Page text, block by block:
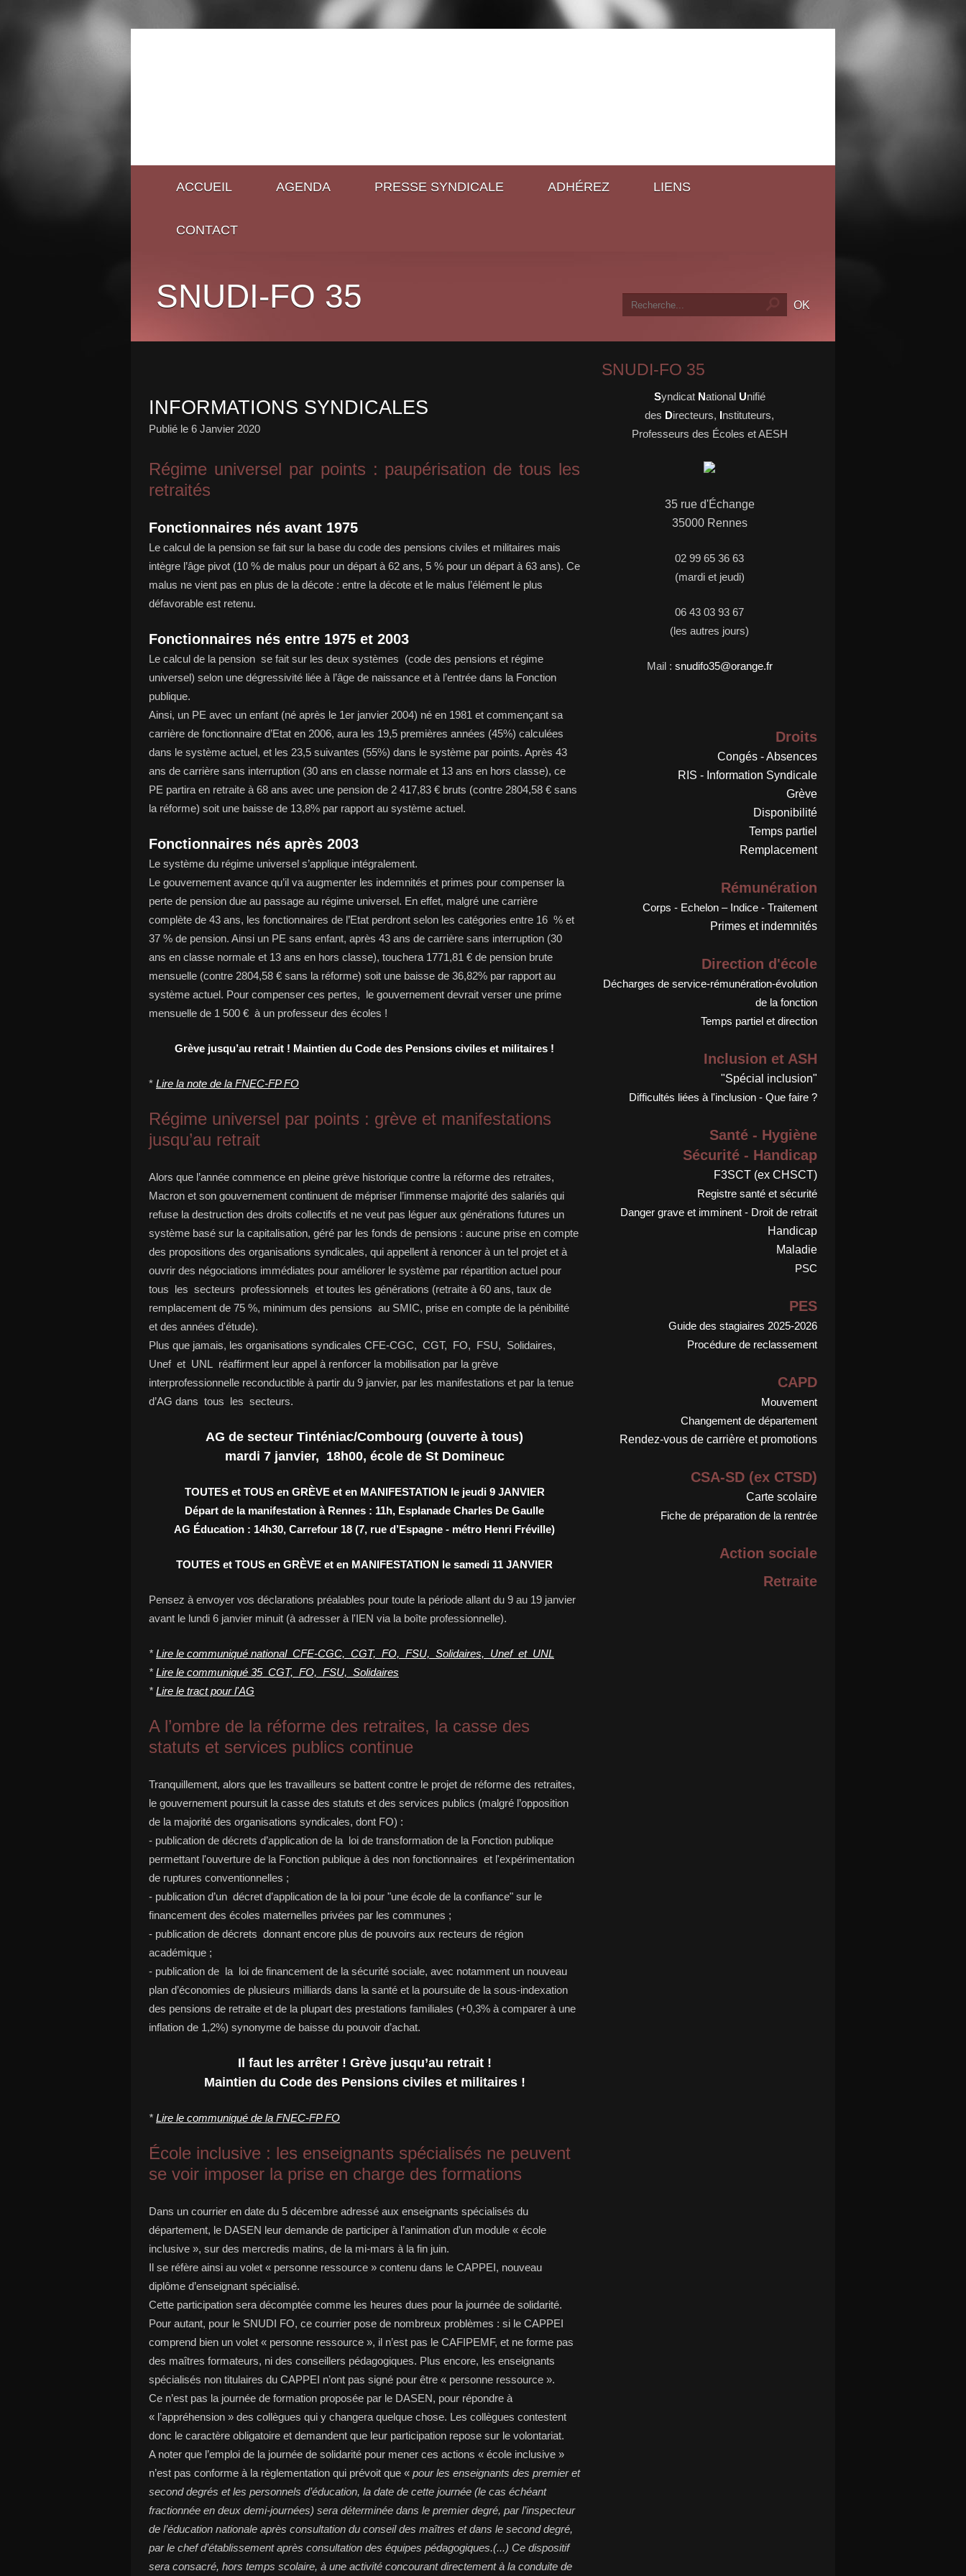
ACCUEIL AGENDA PRESSE SYNDICALE ADHÉREZ LIENS
CONTACT
SNUDI-FO 35
INFORMATIONS SYNDICALES
Publié le 6 Janvier 2020
Régime universel par points : paupérisation de tous les
retraités
Fonctionnaires nés avant 1975
Le calcul de la pension se fait sur la base du code des pensions civiles et militaires mais
intègre l’âge pivot (10 % de malus pour un départ à 62 ans, 5 % pour un départ à 63 ans). Ce
malus ne vient pas en plus de la décote : entre la décote et le malus l’élément le plus
défavorable est retenu.
Fonctionnaires nés entre 1975 et 2003
Le calcul de la pension se fait sur les deux systèmes (code des pensions et régime
universel) selon une dégressivité liée à l’âge de naissance et à l’entrée dans la Fonction
publique.
Ainsi, un PE avec un enfant (né après le 1er janvier 2004) né en 1981 et commençant sa
carrière de fonctionnaire d’Etat en 2006, aura les 19,5 premières années (45%) calculées
dans le système actuel, et les 23,5 suivantes (55%) dans le système par points. Après 43
ans de carrière sans interruption (30 ans en classe normale et 13 ans en hors classe), ce
PE partira en retraite à 68 ans avec une pension de 2 417,83 € bruts (contre 2804,58 € sans
la réforme) soit une baisse de 13,8% par rapport au système actuel.
Fonctionnaires nés après 2003
Le système du régime universel s’applique intégralement.
Le gouvernement avance qu’il va augmenter les indemnités et primes pour compenser la
perte de pension due au passage au régime universel. En effet, malgré une carrière
complète de 43 ans, les fonctionnaires de l’Etat perdront selon les catégories entre 16 % et
37 % de pension. Ainsi un PE sans enfant, après 43 ans de carrière sans interruption (30
ans en classe normale et 13 ans en hors classe), touchera 1771,81 € de pension brute
mensuelle (contre 2804,58 € sans la réforme) soit une baisse de 36,82% par rapport au
système actuel. Pour compenser ces pertes, le gouvernement devrait verser une prime
mensuelle de 1 500 € à un professeur des écoles !
Grève jusqu’au retrait ! Maintien du Code des Pensions civiles et militaires !
* Lire la note de la FNEC-FP FO
Régime universel par points : grève et manifestations
jusqu’au retrait
Alors que l’année commence en pleine grève historique contre la réforme des retraites,
Macron et son gouvernement continuent de mépriser l’immense majorité des salariés qui
refuse la destruction des droits collectifs et ne veut pas léguer aux générations futures un
système basé sur la capitalisation, géré par les fonds de pensions : aucune prise en compte
des propositions des organisations syndicales, qui appellent à renoncer à un tel projet et à
ouvrir des négociations immédiates pour améliorer le système par répartition actuel pour
tous les secteurs professionnels et toutes les générations (retraite à 60 ans, taux de
remplacement de 75 %, minimum des pensions au SMIC, prise en compte de la pénibilité
et des années d'étude).
Plus que jamais, les organisations syndicales CFE-CGC, CGT, FO, FSU, Solidaires,
Unef et UNL réaffirment leur appel à renforcer la mobilisation par la grève
interprofessionnelle reconductible à partir du 9 janvier, par les manifestations et par la tenue
d’AG dans tous les secteurs.
AG de secteur Tinténiac/Combourg (ouverte à tous)
mardi 7 janvier, 18h00, école de St Domineuc
TOUTES et TOUS en GRÈVE et en MANIFESTATION le jeudi 9 JANVIER
Départ de la manifestation à Rennes : 11h, Esplanade Charles De Gaulle
AG Éducation : 14h30, Carrefour 18 (7, rue d’Espagne - métro Henri Fréville)
TOUTES et TOUS en GRÈVE et en MANIFESTATION le samedi 11 JANVIER
Pensez à envoyer vos déclarations préalables pour toute la période allant du 9 au 19 janvier
avant le lundi 6 janvier minuit (à adresser à l'IEN via la boîte professionnelle).
* Lire le communiqué national CFE-CGC, CGT, FO, FSU, Solidaires, Unef et UNL
* Lire le communiqué 35 CGT, FO, FSU, Solidaires
* Lire le tract pour l'AG
A l’ombre de la réforme des retraites, la casse des
statuts et services publics continue
Tranquillement, alors que les travailleurs se battent contre le projet de réforme des retraites,
le gouvernement poursuit la casse des statuts et des services publics (malgré l’opposition
de la majorité des organisations syndicales, dont FO) :
- publication de décrets d’application de la loi de transformation de la Fonction publique
permettant l'ouverture de la Fonction publique à des non fonctionnaires et l'expérimentation
de ruptures conventionnelles ;
- publication d’un décret d’application de la loi pour "une école de la confiance" sur le
financement des écoles maternelles privées par les communes ;
- publication de décrets donnant encore plus de pouvoirs aux recteurs de région
académique ;
- publication de la loi de financement de la sécurité sociale, avec notamment un nouveau
plan d’économies de plusieurs milliards dans la santé et la poursuite de la sous-indexation
des pensions de retraite et de la plupart des prestations familiales (+0,3% à comparer à une
inflation de 1,2%) synonyme de baisse du pouvoir d’achat.
Il faut les arrêter ! Grève jusqu’au retrait !
Maintien du Code des Pensions civiles et militaires !
* Lire le communiqué de la FNEC-FP FO
École inclusive : les enseignants spécialisés ne peuvent
se voir imposer la prise en charge des formations
Dans un courrier en date du 5 décembre adressé aux enseignants spécialisés du
département, le DASEN leur demande de participer à l’animation d’un module « école
inclusive », sur des mercredis matins, de la mi-mars à la fin juin.
Il se réfère ainsi au volet « personne ressource » contenu dans le CAPPEI, nouveau
diplôme d’enseignant spécialisé.
Cette participation sera décomptée comme les heures dues pour la journée de solidarité.
Pour autant, pour le SNUDI FO, ce courrier pose de nombreux problèmes : si le CAPPEI
comprend bien un volet « personne ressource », il n’est pas le CAFIPEMF, et ne forme pas
des maîtres formateurs, ni des conseillers pédagogiques. Plus encore, les enseignants
spécialisés non titulaires du CAPPEI n’ont pas signé pour être « personne ressource ».
Ce n’est pas la journée de formation proposée par le DASEN, pour répondre à
« l’appréhension » des collègues qui y changera quelque chose. Les collègues contestent
donc le caractère obligatoire et demandent que leur participation repose sur le volontariat.
A noter que l’emploi de la journée de solidarité pour mener ces actions « école inclusive »
n’est pas conforme à la règlementation qui prévoit que « pour les enseignants des premier et
second degrés et les personnels d’éducation, la date de cette journée (le cas échéant
fractionnée en deux demi-journées) sera déterminée dans le premier degré, par l’inspecteur
de l’éducation nationale après consultation du conseil des maîtres et dans le second degré,
par le chef d’établissement après consultation des équipes pédagogiques.(...) Ce dispositif
sera consacré, hors temps scolaire, à une activité concourant directement à la conduite de
SNUDI-FO 35
Syndicat National Unifié
des Directeurs, Instituteurs,
Professeurs des Écoles et AESH
35 rue d'Échange
35000 Rennes
02 99 65 36 63
(mardi et jeudi)
06 43 03 93 67
(les autres jours)
Mail : snudifo35@orange.fr
Droits
Congés - Absences
RIS - Information Syndicale
Grève
Disponibilité
Temps partiel
Remplacement
Rémunération
Corps - Echelon – Indice - Traitement
Primes et indemnités
Direction d'école
Décharges de service-rémunération-évolution
de la fonction
Temps partiel et direction
Inclusion et ASH
"Spécial inclusion"
Difficultés liées à l'inclusion - Que faire ?
Santé - Hygiène
Sécurité - Handicap
F3SCT (ex CHSCT)
Registre santé et sécurité
Danger grave et imminent - Droit de retrait
Handicap
Maladie
PSC
PES
Guide des stagiaires 2025-2026
Procédure de reclassement
CAPD
Mouvement
Changement de département
Rendez-vous de carrière et promotions
CSA-SD (ex CTSD)
Carte scolaire
Fiche de préparation de la rentrée
Action sociale
Retraite